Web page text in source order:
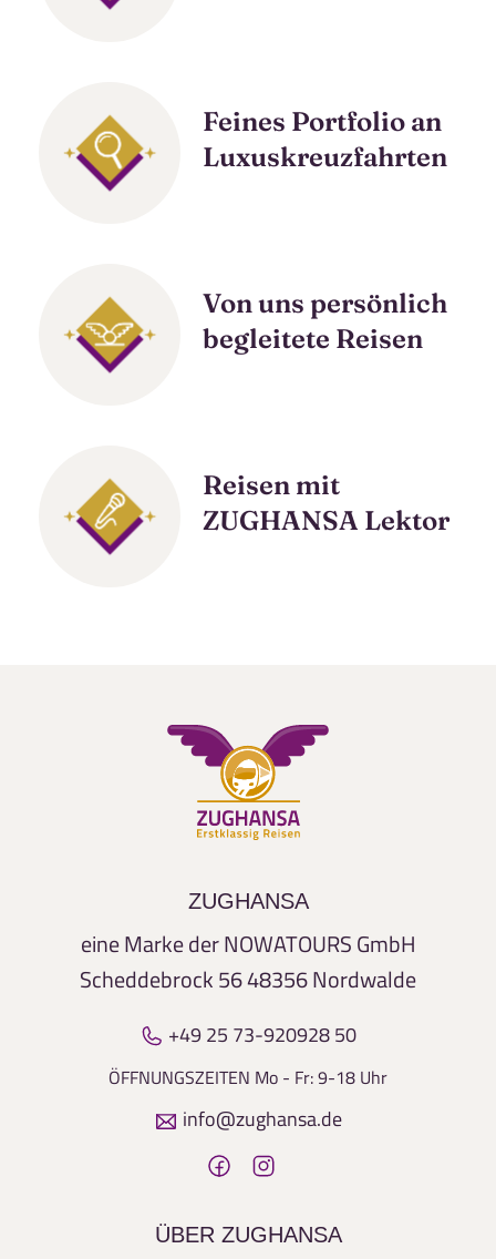
Feines Portfolio an
Luxuskreuzfahrten
Von uns persönlich
begleitete Reisen
Reisen mit
ZUGHANSA Lektor
ZUGHANSA
eine Marke der NOWATOURS GmbH
Scheddebrock 5648356 Nordwalde
+49 25 73-920928 50
ÖFFNUNGSZEITEN Mo - Fr: 9-18 Uhr
info@zughansa.de
ÜBER ZUGHANSA